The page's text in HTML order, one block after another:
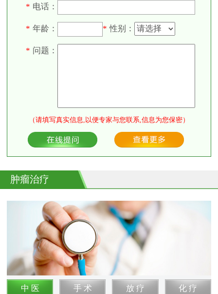
* 电话：
* 年龄： * 性别：
* 问题：
（请填写真实信息,以便专家与您联系,信息为您保密）
肿瘤治疗
中 医 手 术 放 疗 化 疗